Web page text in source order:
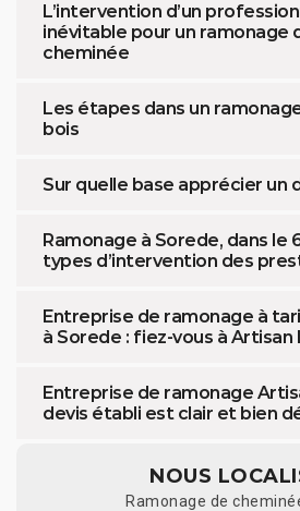
L’intervention d’un
inévitable pour un ramonage
cheminée
Les étapes dans un
bois
Sur quelle base apprécier un
Ramonage à Sorede, dans le
types d’intervention des
Entreprise de ramonage à
à Sorede : fiez-vous à Artisan
Entreprise de ramonage
devis établi est clair et bien
NOUS
Ramonage de